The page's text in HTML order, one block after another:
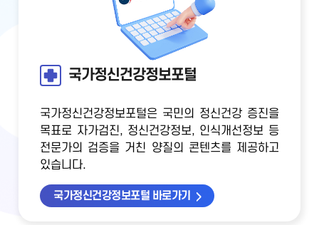
국가정신건강정보포털
국가정신건강정보포털은 국민의 정신건강 증진을
목표로 자가검진, 정신건강정보, 인식개선정보 등
전문가의 검증을 거친 양질의 콘텐츠를 제공하고
있습니다.
국가정신건강정보포털 바로가기